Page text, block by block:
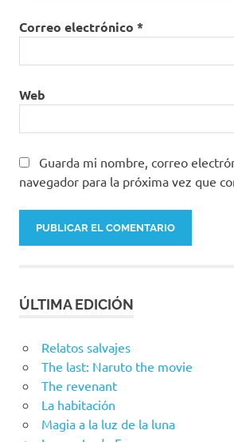
Correo electrónico *
Web
Guarda mi nombre, correo
navegador para la próxima vez que
ÚLTIMA EDICIÓN
Relatos salvajes
The last: Naruto the movie
The revenant
La habitación
Magia a la luz de la luna